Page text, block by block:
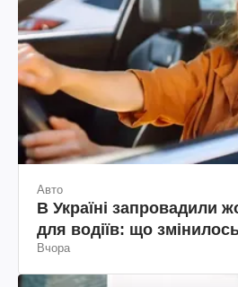
Авто
В Україні запровадили
для водіїв: що
Вчора